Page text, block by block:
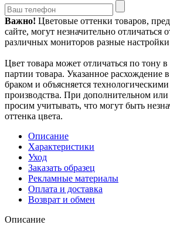
Важно! Цветовые оттенки товаров,
сайте, могут незначительно отличаться
различных мониторов разные настройки
Цвет товара может отличаться по тону
партии товара. Указанное расхождение
браком и объясняется
производства. При дополнительном или
просим учитывать, что могут быть
оттенка цвета.
Описание
Характеристики
Уход
Заказать образец
Рекламные материалы
Оплата и доставка
Возврат и обмен
Описание